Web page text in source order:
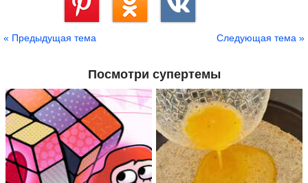
« Предыдущая тема Следующая тема »
Посмотри супертемы